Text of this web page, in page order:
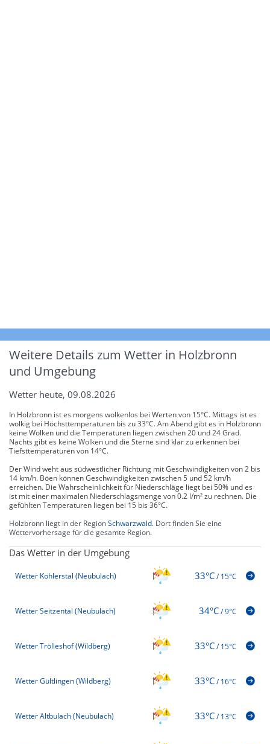
Weitere Details zum Wetter in Holzbronn
und Umgebung
Wetter heute, 09.08.2026
In Holzbronn ist es morgens wolkenlos bei Werten von 15°C. Mittags ist es
wolkig bei Höchsttemperaturen bis zu 33°C. Am Abend gibt es in Holzbronn
keine Wolken und die Temperaturen liegen zwischen 20 und 24 Grad.
Nachts gibt es keine Wolken und die Sterne sind klar zu erkennen bei
Tiefsttemperaturen von 14°C.
Der Wind weht aus südwestlicher Richtung mit Geschwindigkeiten von 2 bis
14 km/h. Böen können Geschwindigkeiten zwischen 5 und 52 km/h
erreichen. Die Wahrscheinlichkeit für Niederschläge liegt bei 50% und es
ist mit einer maximalen Niederschlagsmenge von 0.2 l/m² zu rechnen. Die
gefühlten Temperaturen liegen bei 15 bis 36°C.
Holzbronn liegt in der RegionSchwarzwald. Dort finden Sie eine
Wettervorhersage für die gesamte Region.
Das Wetter in der Umgebung
Wetter Kohlerstal (Neubulach) 33°C/15°C
Wetter Seitzental (Neubulach) 34°C/9°C
Wetter Trölleshof (Wildberg) 33°C/15°C
Wetter Gültlingen (Wildberg) 33°C/16°C
Wetter Altbulach (Neubulach) 33°C/13°C